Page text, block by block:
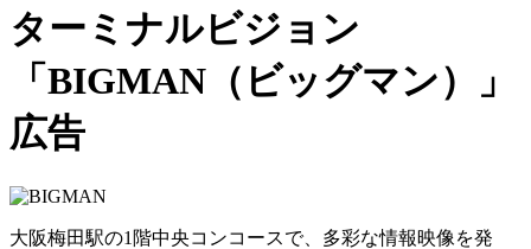
ターミナルビジョン
「BIGMAN（ビッグマン）」
広告
大阪梅田駅の1階中央コンコースで、多彩な情報映像を発